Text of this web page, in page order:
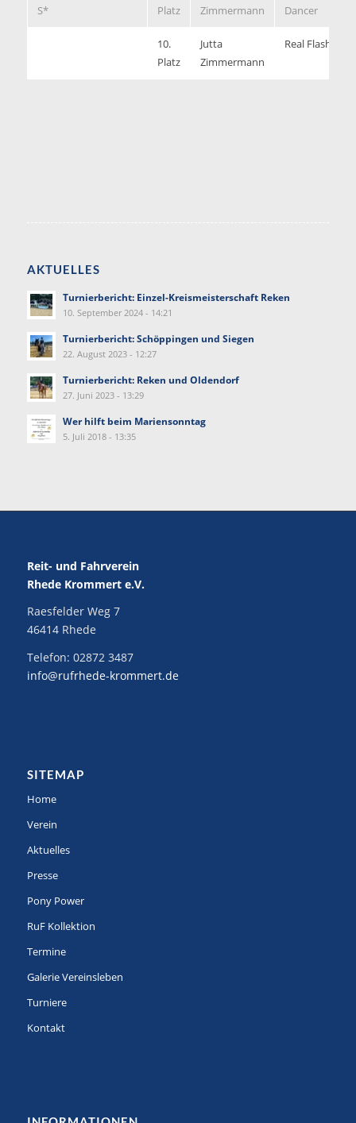
S*
Platz
Zimmermann
Dancer
10.
Platz
Jutta
Zimmermann
Real Flash
AKTUELLES
Turnierbericht: Einzel-Kreismeisterschaft Reken
10. September 2024 - 14:21
Turnierbericht: Schöppingen und Siegen
22. August 2023 - 12:27
Turnierbericht: Reken und Oldendorf
27. Juni 2023 - 13:29
Wer hilft beim Mariensonntag
5. Juli 2018 - 13:35
Reit- und Fahrverein
Rhede Krommert e.V.
Raesfelder Weg 7
46414 Rhede
Telefon: 02872 3487
info@rufrhede-krommert.de
SITEMAP
Home
Verein
Aktuelles
Presse
Pony Power
RuF Kollektion
Termine
Galerie Vereinsleben
Turniere
Kontakt